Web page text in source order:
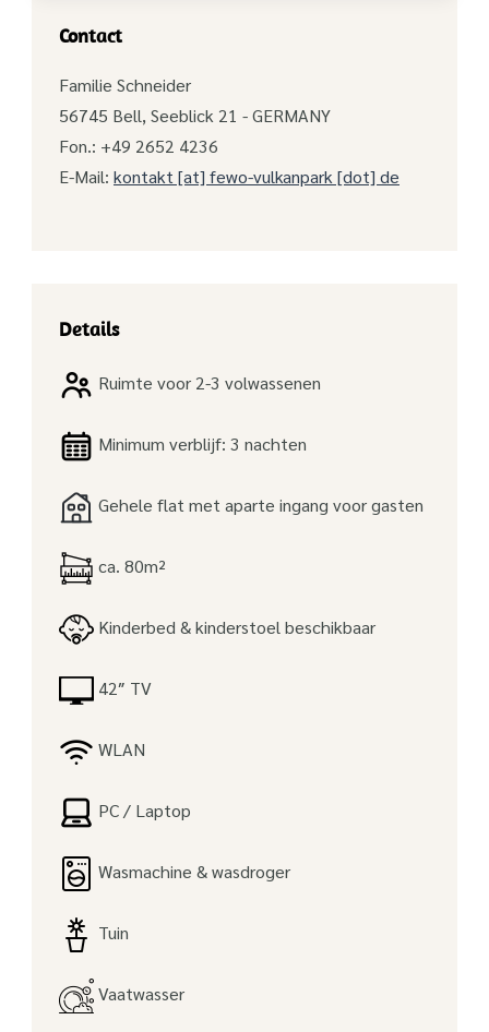
Contact
Familie Schneider
56745 Bell, Seeblick 21 - GERMANY
Fon.: +49 2652 4236
E-Mail: kontakt [at] fewo-vulkanpark [dot] de
Details
Ruimte voor 2-3 volwassenen
Minimum verblijf: 3 nachten
Gehele flat met aparte ingang voor gasten
ca. 80m²
Kinderbed & kinderstoel beschikbaar
42″ TV
WLAN
PC / Laptop
Wasmachine & wasdroger
Tuin
Vaatwasser